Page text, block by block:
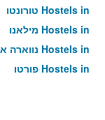
Hostels in טורונטו
Hostels in מילאנו
Hostels in נווארה אליה
Hostels in פורטו